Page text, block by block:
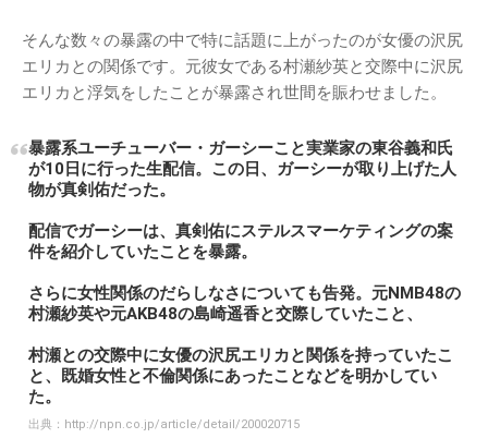
そんな数々の暴露の中で特に話題に上がったのが女優の沢尻
エリカとの関係です。元彼女である村瀬紗英と交際中に沢尻
エリカと浮気をしたことが暴露され世間を賑わせました。
暴露系ユーチューバー・ガーシーこと実業家の東谷義和氏
が10日に行った生配信。この日、ガーシーが取り上げた人
物が真剣佑だった。
配信でガーシーは、真剣佑にステルスマーケティングの案
件を紹介していたことを暴露。
さらに女性関係のだらしなさについても告発。元NMB48の
村瀬紗英や元AKB48の島崎遥香と交際していたこと、
村瀬との交際中に女優の沢尻エリカと関係を持っていたこ
と、既婚女性と不倫関係にあったことなどを明かしてい
た。
出典： http://npn.co.jp/article/detail/200020715